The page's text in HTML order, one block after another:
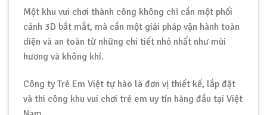
Một khu vui chơi thành công không chỉ cần một phối
cảnh 3D bắt mắt, mà cần một giải pháp vận hành toàn
diện và an toàn từ những chi tiết nhỏ nhất như mùi
hương và không khí.
Công ty Trẻ Em Việt tự hào là đơn vị thiết kế, lắp đặt
và thi công khu vui chơi trẻ em uy tín hàng đầu tại Việt